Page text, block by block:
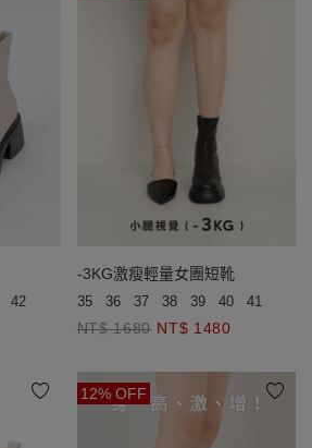
42
-3KG激瘦輕量女團短靴
35 36 37 38 39 40 41
NT$ 1680 NT$ 1480
12% OFF